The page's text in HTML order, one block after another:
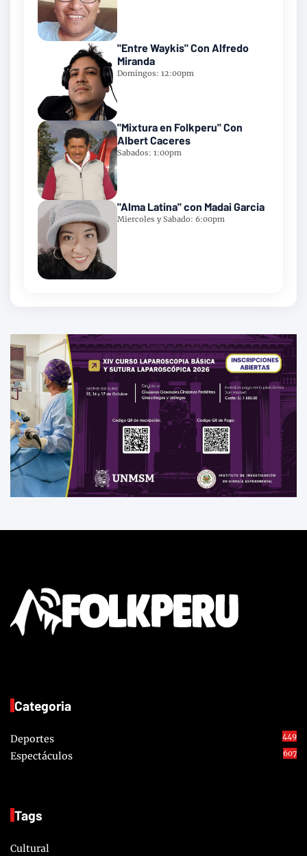
"Entre Waykis" Con Alfredo
Miranda
Domingos: 12:00pm
"Mixtura en Folkperu" Con
Albert Caceres
Sabados: 1:00pm
"Alma Latina" con Madai Garcia
Miercoles y Sabado: 6:00pm
Categoria
Deportes 449
Espectáculos 607
Tags
Cultural